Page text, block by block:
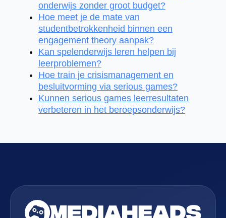
onderwijs zonder groot budget?
Hoe meet je de mate van
studentbetrokkenheid binnen een
engagement theory aanpak?
Kan spelenderwijs leren helpen bij
leerproblemen?
Hoe train je crisismanagement en
besluitvorming via serious games?
Kunnen serious games leerresultaten
verbeteren in het beroepsonderwijs?